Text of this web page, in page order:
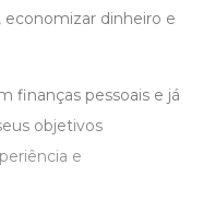
economizar dinheiro e
finanças pessoais e já
objetivos
e